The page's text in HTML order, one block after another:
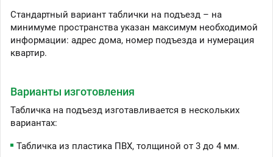
Стандартный вариант таблички на подъезд – на
минимуме пространства указан максимум необходимой
информации: адрес дома, номер подъезда и нумерация
квартир.
Варианты изготовления
Табличка на подъезд изготавливается в нескольких
вариантах:
Табличка из пластика ПВХ, толщиной от 3 до 4 мм.